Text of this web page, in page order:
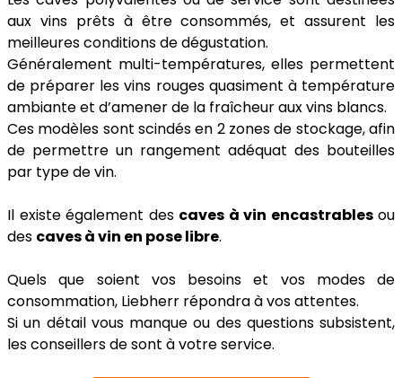
aux vins prêts à être consommés, et assurent les
meilleures conditions de dégustation.
Généralement multi-températures, elles permettent
de préparer les vins rouges quasiment à température
ambiante et d’amener de la fraîcheur aux vins blancs.
Ces modèles sont scindés en 2 zones de stockage, afin
de permettre un rangement adéquat des bouteilles
par type de vin.
Il existe également des caves à vin encastrablesou
des caves à vin en pose libre.
Quels que soient vos besoins et vos modes de
consommation, Liebherr répondra à vos attentes.
Si un détail vous manque ou des questions subsistent,
les conseillers de sont à votre service.